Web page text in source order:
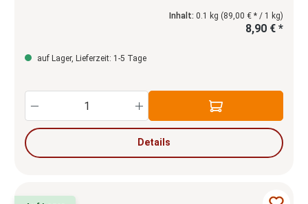
Inhalt: 0.1 kg (89,00 € * / 1 kg)
8,90 € *
auf Lager, Lieferzeit: 1-5 Tage
Produkt Anzahl: Gib den gewünschten
Details